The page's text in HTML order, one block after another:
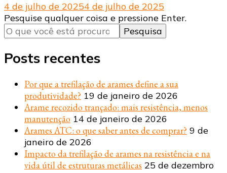
4 de julho de 20254 de julho de 2025
Procurando
algo?
Pesquise qualquer coisa e pressione Enter.
Posts recentes
Por que a trefilação de arames define a sua
produtividade? 19 de janeiro de 2026
Arame recozido trançado: mais resistência, menos
manutenção 14 de janeiro de 2026
Arames ATC: o que saber antes de comprar? 9 de
janeiro de 2026
Impacto da trefilação de arames na resistência e na
vida útil de estruturas metálicas 25 de dezembro